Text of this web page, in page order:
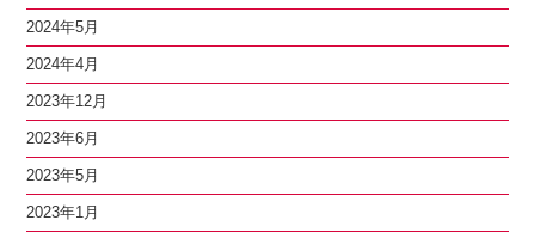
2024年5月
2024年4月
2023年12月
2023年6月
2023年5月
2023年1月